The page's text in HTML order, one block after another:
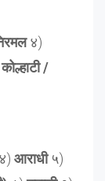
४)
कोल्हाटी /
४) आराधी५)